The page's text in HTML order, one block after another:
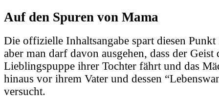
Auf den Spuren von Mama
Die offizielle Inhaltsangabe spart diesen Punkt
aber man darf davon ausgehen, dass der
Lieblingspuppe ihrer Tochter fährt und das
hinaus vor ihrem Vater und dessen
versucht.